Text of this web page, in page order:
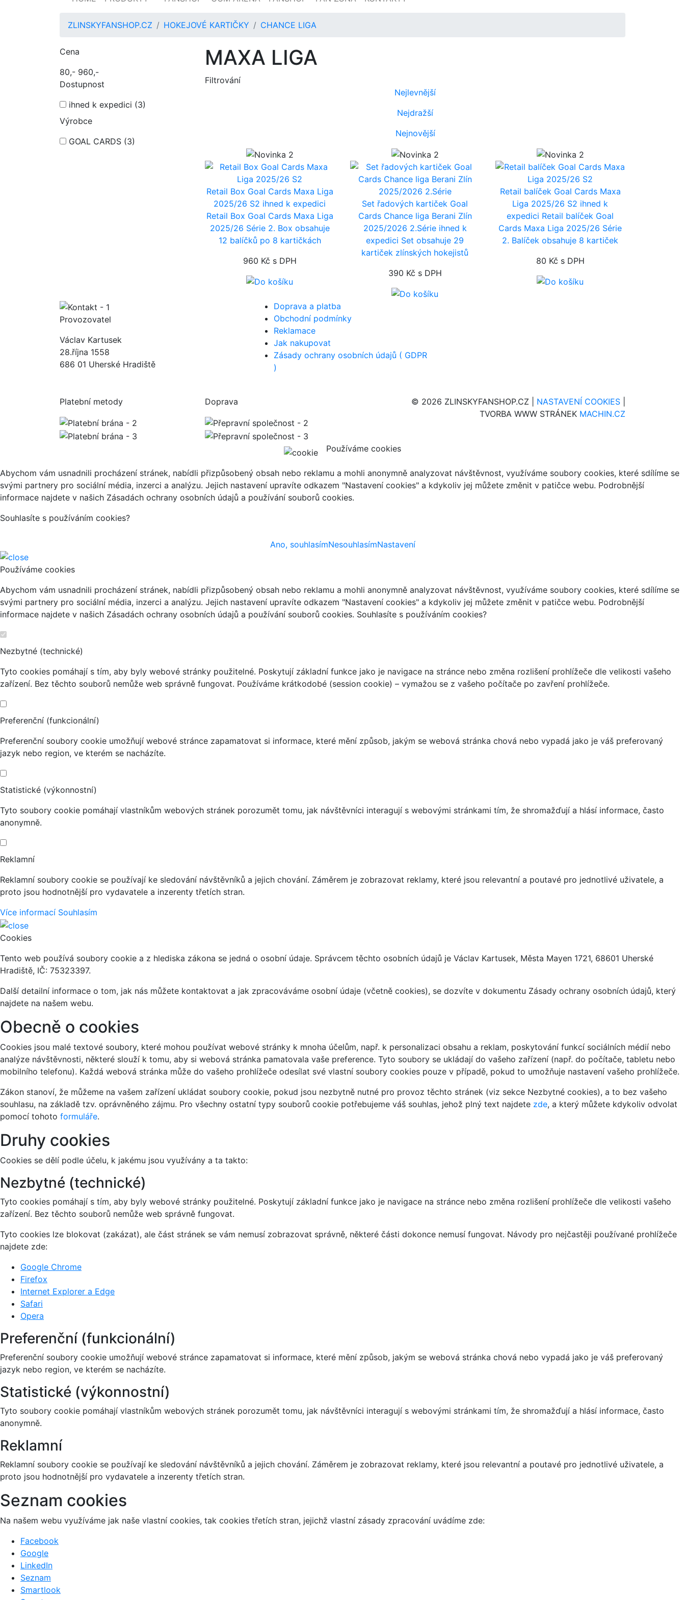
ZLINSKYFANSHOP.CZ HOKEJOVÉ KARTIČKY CHANCE LIGA
Cena
80,- 960,-
Dostupnost
ihned k expedici (3)
Výrobce
GOAL CARDS (3)
MAXA LIGA
Filtrování
Nejlevnější
Nejdražší
Nejnovější
Retail Box Goal Cards Maxa Liga
2025/26 S2 ihned k expedici
Retail Box Goal Cards Maxa Liga
2025/26 Série 2. Box obsahuje
12 balíčků po 8 kartičkách
960 Kč s DPH
Set řadových kartiček Goal
Cards Chance liga Berani Zlín
2025/2026 2.Série ihned k
expedici Set obsahuje 29
kartiček zlínských hokejistů
390 Kč s DPH
Retail balíček Goal Cards Maxa
Liga 2025/26 S2 ihned k
expedici Retail balíček Goal
Cards Maxa Liga 2025/26 Série
2. Balíček obsahuje 8 kartiček
80 Kč s DPH
Provozovatel
Václav Kartusek
28.října 1558
686 01 Uherské Hradiště
Doprava a platba
Obchodní podmínky
Reklamace
Jak nakupovat
Zásady ochrany osobních údajů ( GDPR
)
Platební metody Doprava © 2026 ZLINSKYFANSHOP.CZ | NASTAVENÍ COOKIES
TVORBA WWW STRÁNEK MACHIN.CZ
Používáme cookies
Abychom vám usnadnili procházení stránek, nabídli přizpůsobený obsah nebo reklamu a mohli anonymně analyzovat návštěvnost, využíváme soubory cookies, které sdílíme se
svými partnery pro sociální média, inzerci a analýzu. Jejich nastavení upravíte odkazem "Nastavení cookies" a kdykoliv jej můžete změnit v patičce webu. Podrobnější
informace najdete v našich Zásadách ochrany osobních údajů a používání souborů cookies.
Souhlasíte s používáním cookies?
Ano, souhlasímNesouhlasímNastavení
Používáme cookies
Abychom vám usnadnili procházení stránek, nabídli přizpůsobený obsah nebo reklamu a mohli anonymně analyzovat návštěvnost, využíváme soubory cookies, které sdílíme se
svými partnery pro sociální média, inzerci a analýzu. Jejich nastavení upravíte odkazem "Nastavení cookies" a kdykoliv jej můžete změnit v patičce webu. Podrobnější
informace najdete v našich Zásadách ochrany osobních údajů a používání souborů cookies. Souhlasíte s používáním cookies?
Nezbytné (technické)
Tyto cookies pomáhají s tím, aby byly webové stránky použitelné. Poskytují základní funkce jako je navigace na stránce nebo změna rozlišení prohlížeče dle velikosti vašeho
zařízení. Bez těchto souborů nemůže web správně fungovat. Používáme krátkodobé (session cookie) – vymažou se z vašeho počítače po zavření prohlížeče.
Preferenční (funkcionální)
Preferenční soubory cookie umožňují webové stránce zapamatovat si informace, které mění způsob, jakým se webová stránka chová nebo vypadá jako je váš preferovaný
jazyk nebo region, ve kterém se nacházíte.
Statistické (výkonnostní)
Tyto soubory cookie pomáhají vlastníkům webových stránek porozumět tomu, jak návštěvníci interagují s webovými stránkami tím, že shromažďují a hlásí informace, často
anonymně.
Reklamní
Reklamní soubory cookie se používají ke sledování návštěvníků a jejich chování. Záměrem je zobrazovat reklamy, které jsou relevantní a poutavé pro jednotlivé uživatele, a
proto jsou hodnotnější pro vydavatele a inzerenty třetích stran.
Více informací Souhlasím
Cookies
Tento web používá soubory cookie a z hlediska zákona se jedná o osobní údaje. Správcem těchto osobních údajů je Václav Kartusek, Města Mayen 1721, 68601 Uherské
Hradiště, IČ: 75323397.
Další detailní informace o tom, jak nás můžete kontaktovat a jak zpracováváme osobní údaje (včetně cookies), se dozvíte v dokumentu Zásady ochrany osobních údajů, který
najdete na našem webu.
Obecně o cookies
Cookies jsou malé textové soubory, které mohou používat webové stránky k mnoha účelům, např. k personalizaci obsahu a reklam, poskytování funkcí sociálních médií nebo
analýze návštěvnosti, některé slouží k tomu, aby si webová stránka pamatovala vaše preference. Tyto soubory se ukládají do vašeho zařízení (např. do počítače, tabletu nebo
mobilního telefonu). Každá webová stránka může do vašeho prohlížeče odesílat své vlastní soubory cookies pouze v případě, pokud to umožňuje nastavení vašeho prohlížeče.
Zákon stanoví, že můžeme na vašem zařízení ukládat soubory cookie, pokud jsou nezbytně nutné pro provoz těchto stránek (viz sekce Nezbytné cookies), a to bez vašeho
souhlasu, na základě tzv. oprávněného zájmu. Pro všechny ostatní typy souborů cookie potřebujeme váš souhlas, jehož plný text najdete zde, a který můžete kdykoliv odvolat
pomocí tohoto formuláře.
Druhy cookies
Cookies se dělí podle účelu, k jakému jsou využívány a ta takto:
Nezbytné (technické)
Tyto cookies pomáhají s tím, aby byly webové stránky použitelné. Poskytují základní funkce jako je navigace na stránce nebo změna rozlišení prohlížeče dle velikosti vašeho
zařízení. Bez těchto souborů nemůže web správně fungovat.
Tyto cookies lze blokovat (zakázat), ale část stránek se vám nemusí zobrazovat správně, některé části dokonce nemusí fungovat. Návody pro nejčastěji používané prohlížeče
najdete zde:
Google Chrome
Firefox
Internet Explorer a Edge
Safari
Opera
Preferenční (funkcionální)
Preferenční soubory cookie umožňují webové stránce zapamatovat si informace, které mění způsob, jakým se webová stránka chová nebo vypadá jako je váš preferovaný
jazyk nebo region, ve kterém se nacházíte.
Statistické (výkonnostní)
Tyto soubory cookie pomáhají vlastníkům webových stránek porozumět tomu, jak návštěvníci interagují s webovými stránkami tím, že shromažďují a hlásí informace, často
anonymně.
Reklamní
Reklamní soubory cookie se používají ke sledování návštěvníků a jejich chování. Záměrem je zobrazovat reklamy, které jsou relevantní a poutavé pro jednotlivé uživatele, a
proto jsou hodnotnější pro vydavatele a inzerenty třetích stran.
Seznam cookies
Na našem webu využíváme jak naše vlastní cookies, tak cookies třetích stran, jejichž vlastní zásady zpracování uvádíme zde:
Facebook
Google
LinkedIn
Seznam
Smartlook